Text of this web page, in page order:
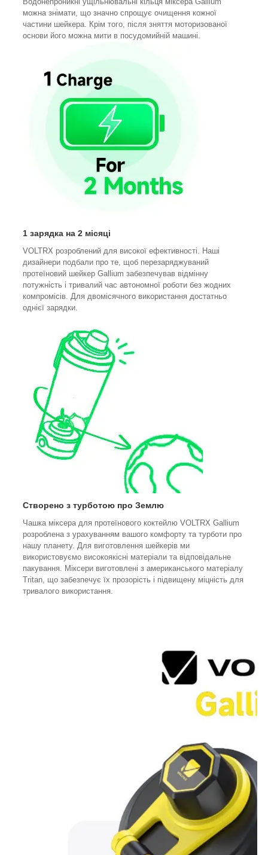
можна знімати, що значно спрощує очищення кожної
частини шейкера. Крім того, після зняття моторизованої
основи його можна мити в посудомийній машині.
1 зарядка на 2 місяці
VOLTRX розроблений для високої ефективності. Наші
дизайнери подбали про те, щоб перезаряджуваний
протеїновий шейкер Gallium забезпечував відмінну
потужність і тривалий час автономної роботи без жодних
компромісів. Для двомісячного використання достатньо
однієї зарядки.
Створено з турботою про Землю
Чашка міксера для протеїнового коктейлю VOLTRX Gallium
розроблена з урахуванням вашого комфорту та турботи про
нашу планету. Для виготовлення шейкерів ми
використовуємо високоякісні матеріали та відповідальне
пакування. Міксери виготовлені з американського матеріалу
Tritan, що забезпечує їх прозорість і підвищену міцність для
тривалого використання.